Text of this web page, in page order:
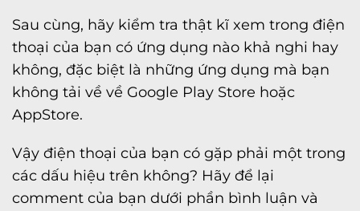
Sau cùng, hãy kiểm tra thật kĩ xem trong điện
thoại của bạn có ứng dụng nào khả nghi hay
không, đặc biệt là những ứng dụng mà bạn
không tải về về Google Play Store hoặc
AppStore.
Vậy điện thoại của bạn có gặp phải một trong
các dấu hiệu trên không? Hãy để lại
comment của bạn dưới phần bình luận và